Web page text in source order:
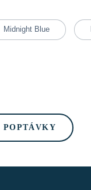
Midnight Blue
POPTÁVKY